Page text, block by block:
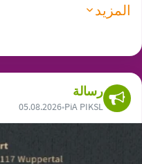
المزيد
رسالة
PiA PIKSL
•
05.08.2026